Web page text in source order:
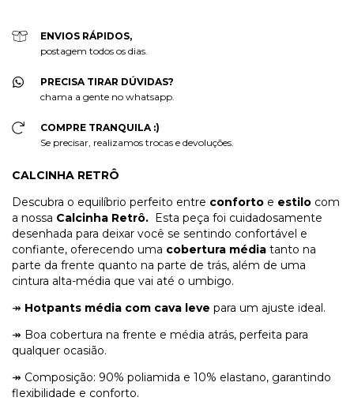
ENVIOS RÁPIDOS,
postagem todos os dias.
PRECISA TIRAR DÚVIDAS?
chama a gente no whatsapp.
COMPRE TRANQUILA :)
Se precisar, realizamos trocas e devoluções.
CALCINHA RETRÔ
Descubra o equilíbrio perfeito entre conforto e estilo com
a nossa Calcinha Retrô. Esta peça foi cuidadosamente
desenhada para deixar você se sentindo confortável e
confiante, oferecendo uma cobertura média tanto na
parte da frente quanto na parte de trás, além de uma
cintura alta-média que vai até o umbigo.
↠ Hotpants média com cava leve para um ajuste ideal.
↠ Boa cobertura na frente e média atrás, perfeita para
qualquer ocasião.
↠ Composição: 90% poliamida e 10% elastano, garantindo
flexibilidade e conforto.